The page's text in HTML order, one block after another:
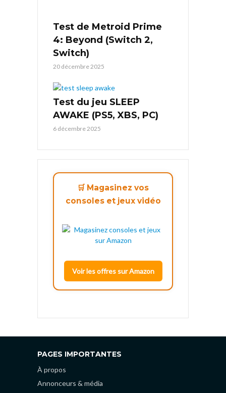
Test de Metroid Prime
4: Beyond (Switch 2,
Switch)
20 décembre 2025
Test du jeu SLEEP
AWAKE (PS5, XBS, PC)
6 décembre 2025
🛒 Magasinez vos
consoles et jeux vidéo
Voir les offres sur Amazon
PAGES IMPORTANTES
À propos
Annonceurs & média